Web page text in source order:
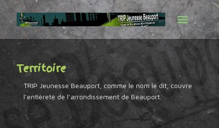
Territoire
TRIP Jeunesse Beauport, comme le nom le dit, couvre
l’entièreté de l’arrondissement de Beauport.